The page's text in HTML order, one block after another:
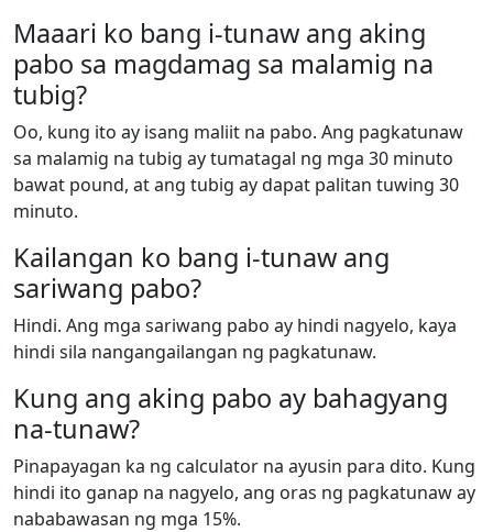
Maaari ko bang i-tunaw ang aking
pabo sa magdamag sa malamig na
tubig?
Oo, kung ito ay isang maliit na pabo. Ang pagkatunaw
sa malamig na tubig ay tumatagal ng mga 30 minuto
bawat pound, at ang tubig ay dapat palitan tuwing 30
minuto.
Kailangan ko bang i-tunaw ang
sariwang pabo?
Hindi. Ang mga sariwang pabo ay hindi nagyelo, kaya
hindi sila nangangailangan ng pagkatunaw.
Kung ang aking pabo ay bahagyang
na-tunaw?
Pinapayagan ka ng calculator na ayusin para dito. Kung
hindi ito ganap na nagyelo, ang oras ng pagkatunaw ay
nababawasan ng mga 15%.